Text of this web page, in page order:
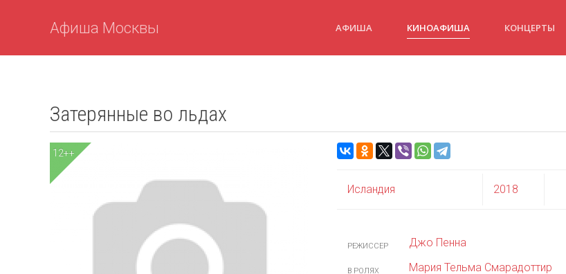
Афиша Москвы АФИША КИНОАФИША КОНЦЕРТЫ
Затерянные во льдах
12++
Исландия 2018
РЕЖИССЕР Джо Пенна
В РОЛЯХ Мария Тельма Смарадоттир